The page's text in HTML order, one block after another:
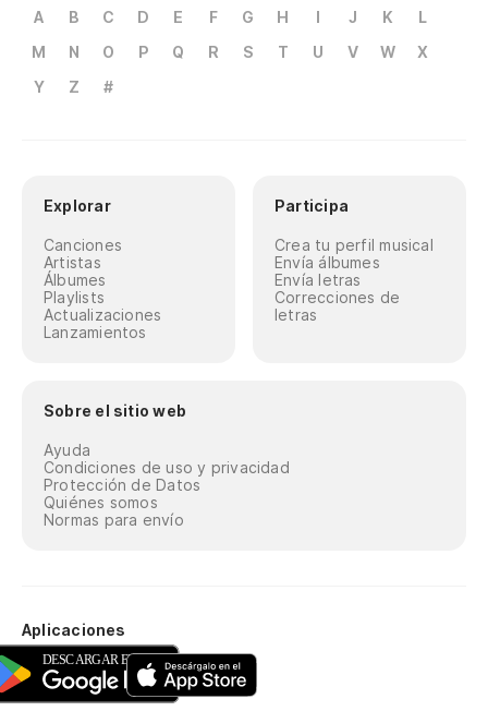
A B C D E F G H I J K
L
M
N O P Q R S T U V W
X
Y
Z #
Explorar
Canciones
Artistas
Álbumes
Playlists
Actualizaciones
Lanzamientos
Participa
Crea tu perfil musical
Envía álbumes
Envía letras
Correcciones de
letras
Sobre el sitio web
Ayuda
Condiciones de uso y privacidad
Protección de Datos
Quiénes somos
Normas para envío
Aplicaciones